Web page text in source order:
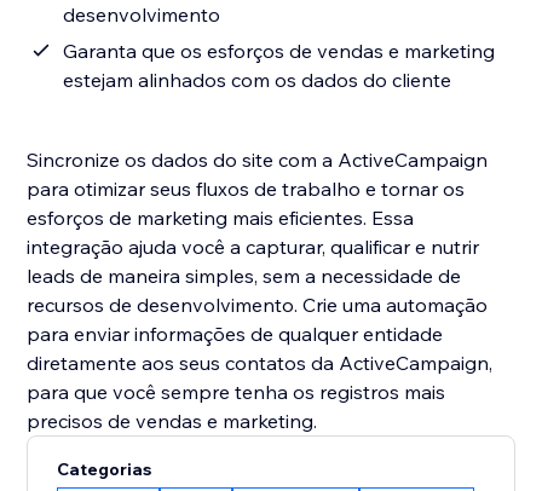
desenvolvimento
Garanta que os esforços de vendas e marketing
estejam alinhados com os dados do cliente
Sincronize os dados do site com a ActiveCampaign
para otimizar seus fluxos de trabalho e tornar os
esforços de marketing mais eficientes. Essa
integração ajuda você a capturar, qualificar e nutrir
leads de maneira simples, sem a necessidade de
recursos de desenvolvimento. Crie uma automação
para enviar informações de qualquer entidade
diretamente aos seus contatos da ActiveCampaign,
para que você sempre tenha os registros mais
precisos de vendas e marketing.
Categorias